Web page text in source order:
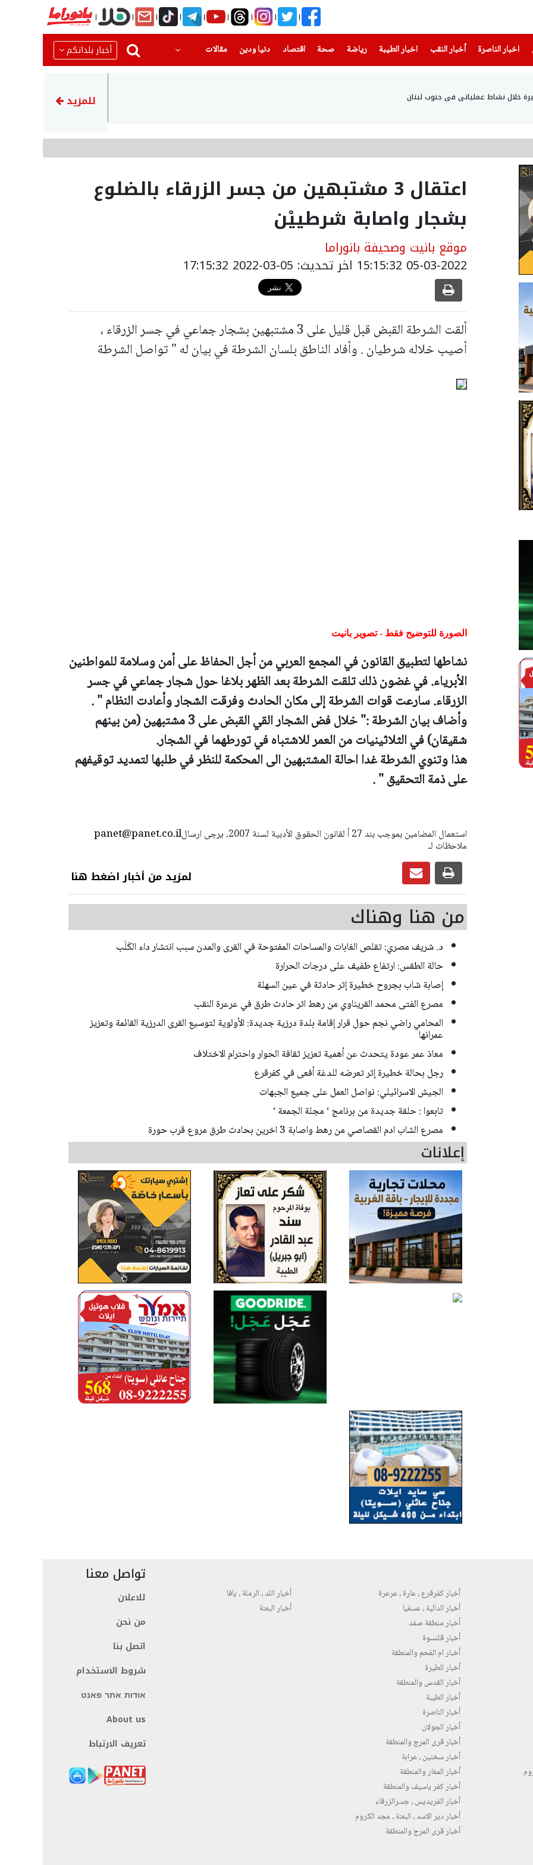
اخبار الناصرة
(current) أخبار النقب اخبار الطيبة(current) رياضة
(current) صحة(current) اقتصاد دنيا ودين
(current) مقالات أخبار بلداتكم
خلال نشاط عملياتي في جنوب لبنان أكثر من 68 ألف مستجم زاروا شواطئ بحيرة طبريا خلال نهاية الأسبوع
للمزيد
اعتقال 3 مشتبهين من جسر الزرقاء بالضلوع
بشجار واصابة شرطييْن
موقع بانيت وصحيفة بانوراما
05-03-2022 15:15:32 اخر تحديث: 05-03-2022 17:15:32
ألقت الشرطة القبض قبل قليل على 3 مشتبهين بشجار جماعي في جسر الزرقاء ،
أصيب خلاله شرطيان . وأفاد الناطق بلسان الشرطة في بيان له " تواصل الشرطة
الصورة للتوضيح فقط - تصوير بانيت
نشاطها لتطبيق القانون في المجمع العربي من أجل الحفاظ على أمن وسلامة للمواطنين
الأبرياء.في غضون ذلك تلقت الشرطة بعد الظهر بلاغا حول شجار جماعي في جسر
الزرقاء.سارعت قوات الشرطة إلى مكان الحادث وفرقت الشجار وأعادت النظام " .
وأضاف بيان الشرطة :"
خلال فض الشجار القي القبض على 3 مشتبهين (من بينهم
شقيقان) في الثلاثينيات من العمر للاشتباه في تورطهما في الشجار.
هذا وتنوي الشرطة غدا احالة المشتبهين الى المحكمة للنظر في طلبها لتمديد توقيفهم
على ذمة التحقيق " .
panet@panet.co.ilاستعمال المضامين بموجب بند 27 أ لقانون الحقوق الأدبية لسنة 2007، يرجى ارسال
ملاحظات لـ
لمزيد من أخبار اضغط هنا
من هنا وهناك
د. شريف مصري: تقلص الغابات والمساحات المفتوحة في القرى والمدن سبب انتشار داء الكَلَب
حالة الطقس: ارتفاع طفيف على درجات الحرارة
إصابة شاب بجروح خطيرة إثر حادثة في عين السهلة
مصرع الفتى محمد القريناوي من رهط اثر حادث طرق في عرعرة النقب
المحامي راضي نجم حول قرار إقامة بلدة درزية جديدة: الأولوية لتوسيع القرى الدرزية القائمة وتعزيز
عمرانها
معاذ عمر عودة يتحدث عن أهمية تعزيز ثقافة الحوار واحترام الاختلاف
رجل بحالة خطيرة إثر تعرضه للدغة أفعى في كفرقرع
الجيش الاسرائيلي: نواصل العمل على جميع الجبهات
تابعوا : حلقة جديدة من برنامج ‘ مجلة الجمعة ‘
مصرع الشاب ادم القصاصي من رهط واصابة 3 اخرين بحادث طرق مروع قرب حورة
إعلانات
أخبار كفرقرع ، عارة ، عرعرة
أخبار الدالية ، عسفيا
أخبار منطقة صفد
أخبار قلنسوة
أخبار ام الفحم والمنطقة
أخبار الطيرة
أخبار القدس والمنطقة
أخبار الطيبة
أخبار الناصرة
أخبار الجولان
أخبار قرى المرج والمنطقة
أخبار سخنين ، عرابة
أخبار المغار والمنطقة
أخبار كفر ياسيف والمنطقة
أخبار الفريديس ، جسرالزرقاء
أخبار دير الاسد ، البعنة ، مجد الكروم
أخبار قرى المرج والمنطقة
أخبار اللد ، الرملة ، يافا
أخبار البعنة
تواصل معنا
للاعلان
من نحن
اتصل بنا
شروط الاستخدام
אודות אתר פאנט
About us
تعريف الارتباط